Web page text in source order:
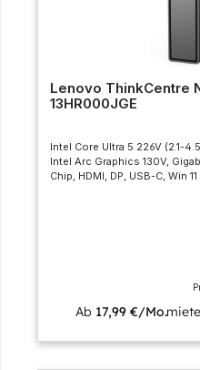
Lenovo ThinkCentre
13HR000JGE
Intel Core Ultra 5 226V (2.1-
Intel Arc Graphics 130V,
Chip, HDMI, DP, USB-C, Win
Ab 17,99 €/Mo.